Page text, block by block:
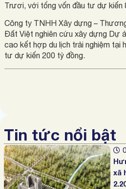
Trươi, với tổng vốn đầu tư dự kiến
Công ty TNHH Xây dựng –
Đất Việt nghiên cứu xây dựng Dự
cao kết hợp du lịch trải nghiệm tại
tư dự kiến 200 tỷ đồng.
Tin tức nổi bật
xã